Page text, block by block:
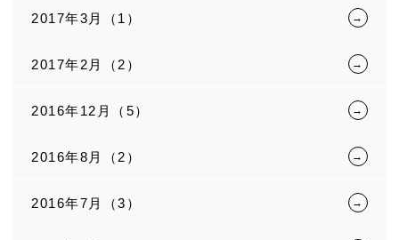
2017年3月（1）
2017年2月（2）
2016年12月（5）
2016年8月（2）
2016年7月（3）